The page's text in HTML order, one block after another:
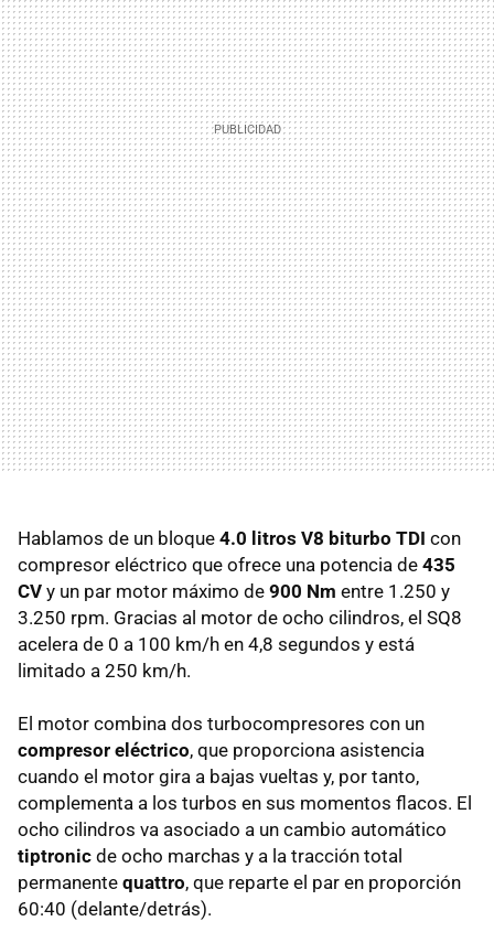
Hablamos de un bloque 4.0 litros V8 biturbo TDI con
compresor eléctrico que ofrece una potencia de 435
CV y un par motor máximo de 900 Nm entre 1.250 y
3.250 rpm. Gracias al motor de ocho cilindros, el SQ8
acelera de 0 a 100 km/h en 4,8 segundos y está
limitado a 250 km/h.
El motor combina dos turbocompresores con un
compresor eléctrico, que proporciona asistencia
cuando el motor gira a bajas vueltas y, por tanto,
complementa a los turbos en sus momentos flacos. El
ocho cilindros va asociado a un cambio automático
tiptronic de ocho marchas y a la tracción total
permanente quattro, que reparte el par en proporción
60:40 (delante/detrás).